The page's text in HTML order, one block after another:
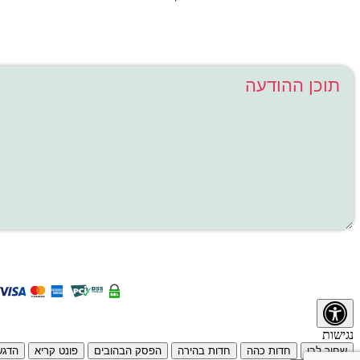
נגישות
שחור לבן חדות כהה חדות בהירה הפסק הבהובים פונט קריא